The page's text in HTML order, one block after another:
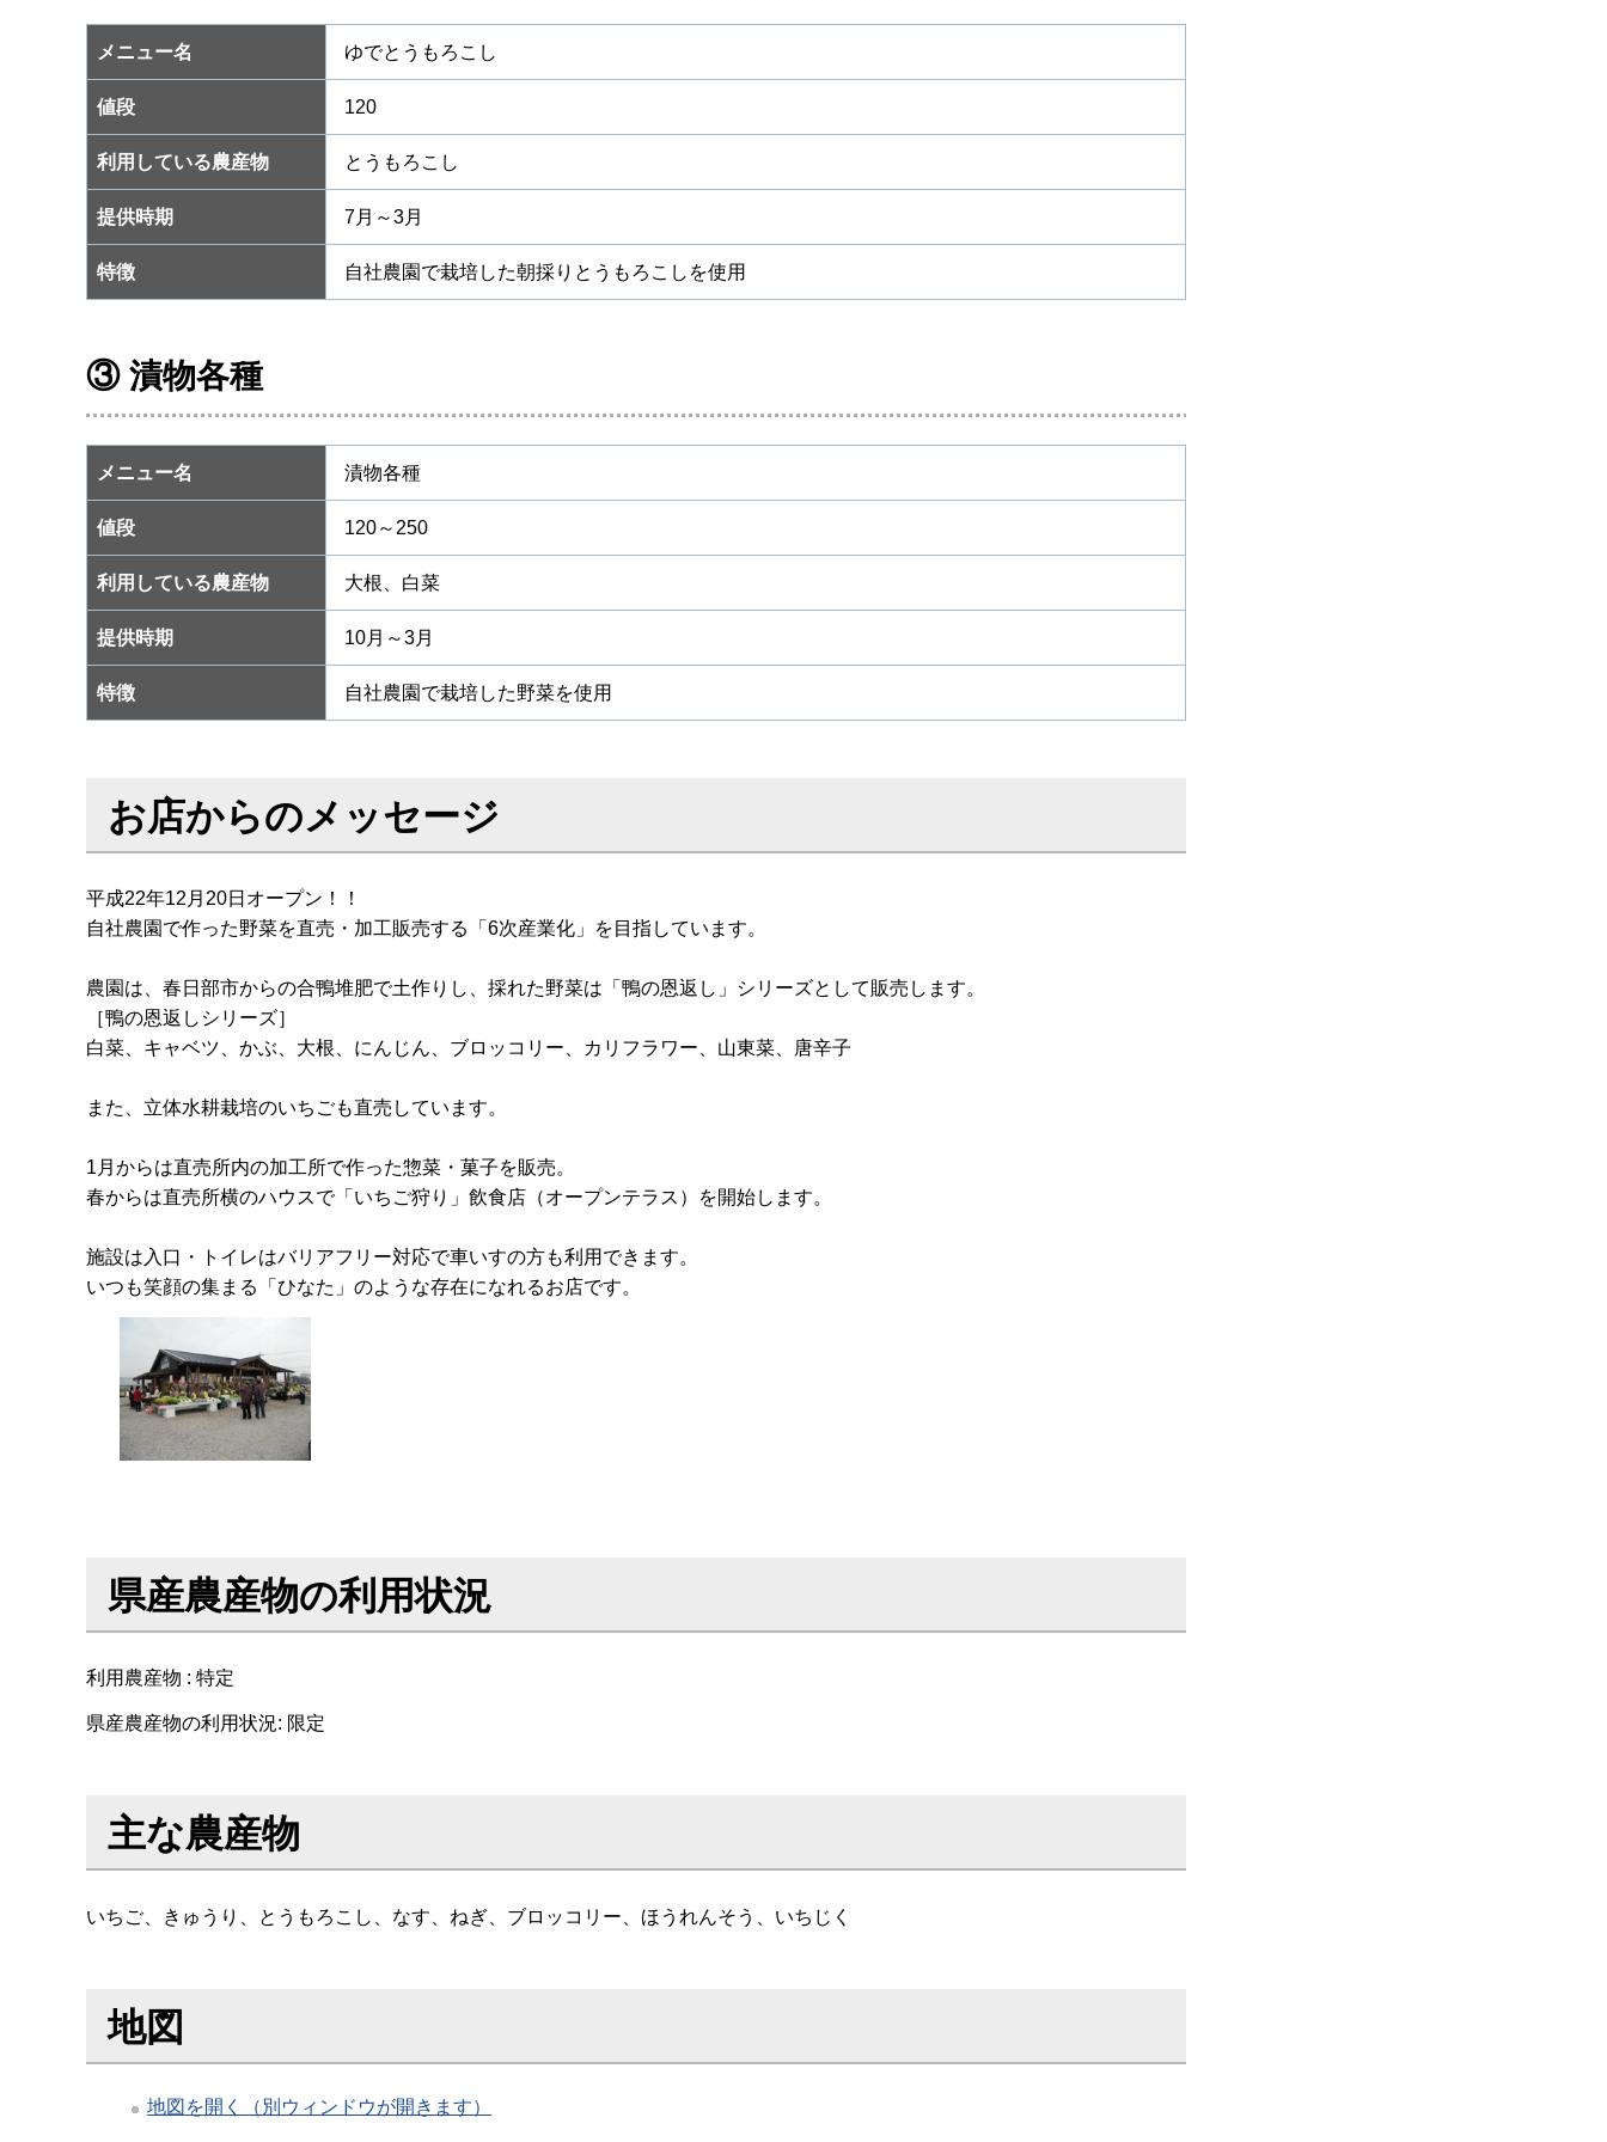
メニュー名 ゆでとうもろこし
値段 120
利用している農産物 とうもろこし
提供時期 7月～3月
特徴 自社農園で栽培した朝採りとうもろこしを使用
③ 漬物各種
メニュー名 漬物各種
値段 120～250
利用している農産物 大根、白菜
提供時期 10月～3月
特徴 自社農園で栽培した野菜を使用
お店からのメッセージ
平成22年12月20日オープン！！
自社農園で作った野菜を直売・加工販売する「6次産業化」を目指しています。
農園は、春日部市からの合鴨堆肥で土作りし、採れた野菜は「鴨の恩返し」シリーズとして販売します。
［鴨の恩返しシリーズ］
白菜、キャベツ、かぶ、大根、にんじん、ブロッコリー、カリフラワー、山東菜、唐辛子
また、立体水耕栽培のいちごも直売しています。
1月からは直売所内の加工所で作った惣菜・菓子を販売。
春からは直売所横のハウスで「いちご狩り」飲食店（オープンテラス）を開始します。
施設は入口・トイレはバリアフリー対応で車いすの方も利用できます。
いつも笑顔の集まる「ひなた」のような存在になれるお店です。
県産農産物の利用状況
利用農産物 : 特定
県産農産物の利用状況: 限定
主な農産物
いちご、きゅうり、とうもろこし、なす、ねぎ、ブロッコリー、ほうれんそう、いちじく
地図
地図を開く（別ウィンドウが開きます）